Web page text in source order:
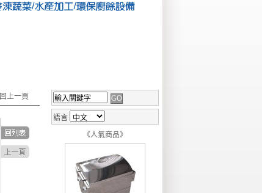
回上一頁
語言
《人氣商品》